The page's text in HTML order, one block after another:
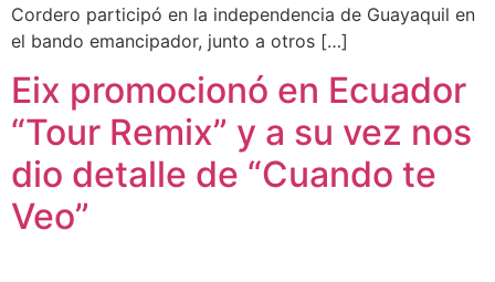
Cordero participó en la independencia de Guayaquil en
el bando emancipador, junto a otros […]
Eix promocionó en Ecuador
“Tour Remix” y a su vez nos
dio detalle de “Cuando te
Veo”